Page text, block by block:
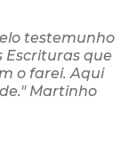
testemunho
Escrituras que
o farei. Aqui
Martinho